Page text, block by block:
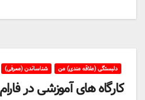
دلبستگی (علاقه مندی) من شناساندن (معرفی)
کارگاه های آموزشی در فارام